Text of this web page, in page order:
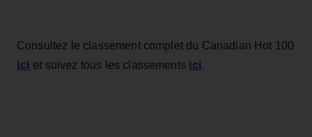
Consultez le classement complet du Canadian Hot 100
ici et suivez tous les classements ici.